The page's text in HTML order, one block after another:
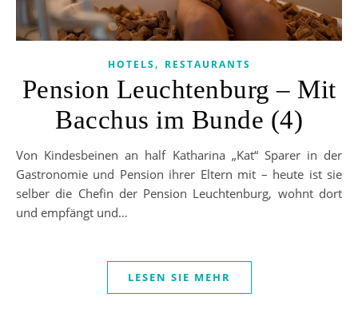
HOTELS, RESTAURANTS
Pension Leuchtenburg – Mit
Bacchus im Bunde (4)
Von Kindesbeinen an half Katharina „Kat“ Sparer in der
Gastronomie und Pension ihrer Eltern mit – heute ist sie
selber die Chefin der Pension Leuchtenburg, wohnt dort
und empfängt und…
LESEN SIE MEHR